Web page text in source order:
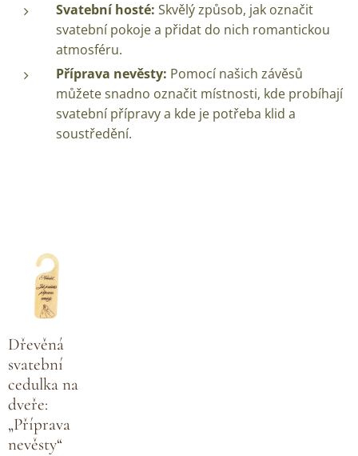
Svatební hosté: Skvělý způsob, jak označit
svatební pokoje a přidat do nich romantickou
atmosféru.
Příprava nevěsty: Pomocí našich závěsů
můžete snadno označit místnosti, kde probíhají
svatební přípravy a kde je potřeba klid a
soustředění.
Dřevěná
svatební
cedulka na
dveře:
„Příprava
nevěsty“